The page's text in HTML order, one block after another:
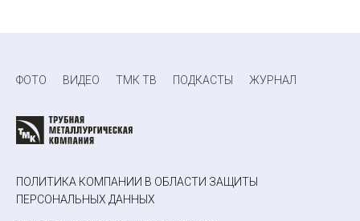
ФОТО ВИДЕО ТМК ТВ ПОДКАСТЫ ЖУРНАЛ
ПОЛИТИКА КОМПАНИИ В ОБЛАСТИ ЗАЩИТЫ
ПЕРСОНАЛЬНЫХ ДАННЫХ